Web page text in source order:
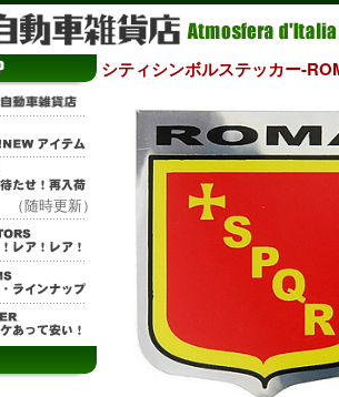
（随時更新）
シティシンボルステッカー-